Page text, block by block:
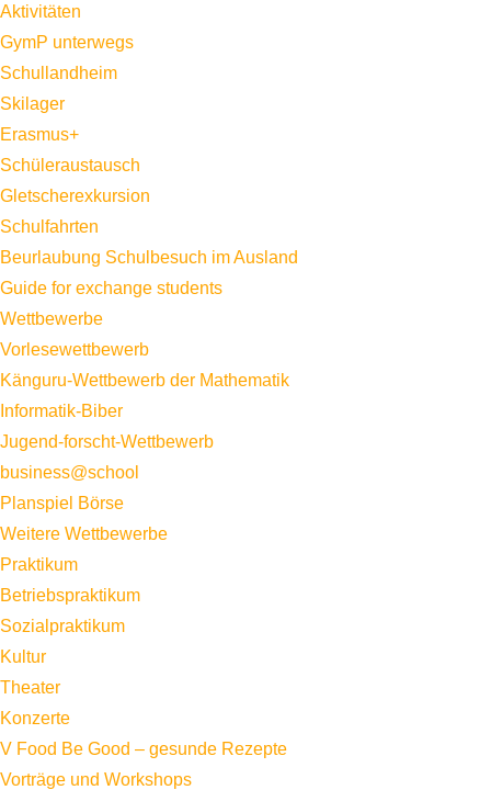
Aktivitäten
GymP unterwegs
Schullandheim
Skilager
Erasmus+
Schüleraustausch
Gletscherexkursion
Schulfahrten
Beurlaubung Schulbesuch im Ausland
Guide for exchange students
Wettbewerbe
Vorlesewettbewerb
Känguru-Wettbewerb der Mathematik
Informatik-Biber
Jugend-forscht-Wettbewerb
business@school
Planspiel Börse
Weitere Wettbewerbe
Praktikum
Betriebspraktikum
Sozialpraktikum
Kultur
Theater
Konzerte
V Food Be Good – gesunde Rezepte
Vorträge und Workshops